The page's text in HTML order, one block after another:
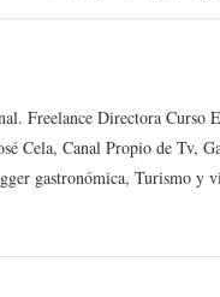
Freelance Directora Curso
Cela, Canal Propio de Tv,
gastronómica, Turismo y